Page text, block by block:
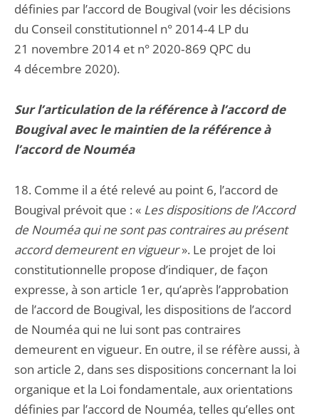
définies par l’accord de Bougival (voir les décisions
du Conseil constitutionnel n° 2014‑4 LP du
21 novembre 2014 et n° 2020‑869 QPC du
4 décembre 2020).
Sur l’articulation de la référence à l’accord de
Bougival avec le maintien de la référence à
l’accord de Nouméa
18. Comme il a été relevé au point 6, l’accord de
Bougival prévoit que : « Les dispositions de l’Accord
de Nouméa qui ne sont pas contraires au présent
accord demeurent en vigueur». Le projet de loi
constitutionnelle propose d’indiquer, de façon
expresse, à son article 1er, qu’après l’approbation
de l’accord de Bougival, les dispositions de l’accord
de Nouméa qui ne lui sont pas contraires
demeurent en vigueur. En outre, il se réfère aussi, à
son article 2, dans ses dispositions concernant la loi
organique et la Loi fondamentale, aux orientations
définies par l’accord de Nouméa, telles qu’elles ont